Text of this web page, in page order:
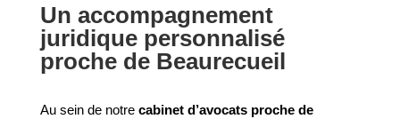
Un accompagnement
juridique personnalisé
proche de Beaurecueil
Au sein de notre cabinet d’avocats proche de